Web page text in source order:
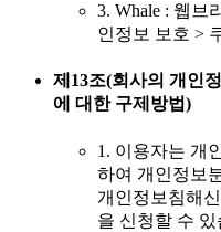
3. Whale : 웹브
인정보 보호 >
제13조(회사의 개인
에 대한 구제방법)
1. 이용자는 개
하여 개인정보
개인정보침해
을 신청할 수